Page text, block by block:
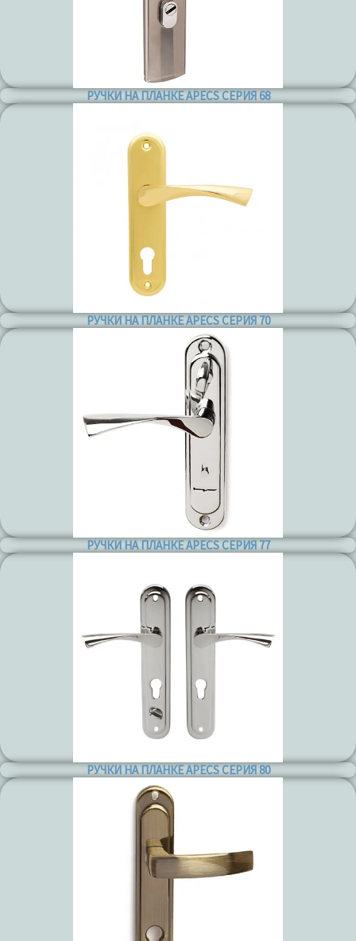
РУЧКИ НА ПЛАНКЕ APECS СЕРИЯ 68
РУЧКИ НА ПЛАНКЕ APECS СЕРИЯ 70
РУЧКИ НА ПЛАНКЕ APECS СЕРИЯ 77
РУЧКИ НА ПЛАНКЕ APECS СЕРИЯ 80